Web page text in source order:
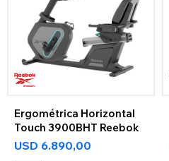
Ergométrica Horizontal
Touch 3900BHT Reebok
USD 6.890,00